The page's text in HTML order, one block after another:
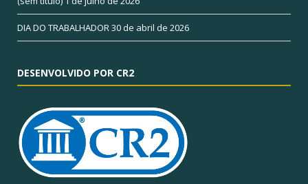
DIA DO TRABALHADOR30 de abril de 2026
DESENVOLVIDO POR CR2